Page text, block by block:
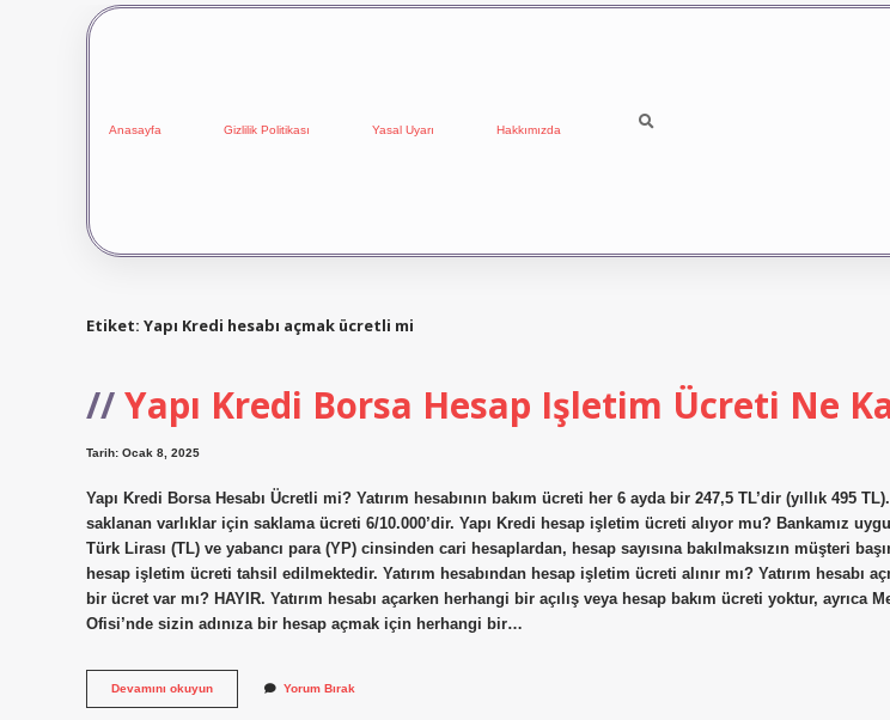
Anasayfa Gizlilik Politikası Yasal Uyarı Hakkımızda
Etiket: Yapı Kredi hesabı açmak ücretli mi
Yapı Kredi Borsa Hesap Işletim Ücreti Ne
Tarih: Ocak 8, 2025
Yapı Kredi Borsa Hesabı Ücretli mi? Yatırım hesabının bakım ücreti her 6 ayda bir 247,5 TL’dir (yıllık 495
saklanan varlıklar için saklama ücreti 6/10.000’dir. Yapı Kredi hesap işletim ücreti alıyor mu? Bankamız
Türk Lirası (TL) ve yabancı para (YP) cinsinden cari hesaplardan, hesap sayısına bakılmaksızın müşteri
hesap işletim ücreti tahsil edilmektedir. Yatırım hesabından hesap işletim ücreti alınır mı? Yatırım hesabı
bir ücret var mı? HAYIR. Yatırım hesabı açarken herhangi bir açılış veya hesap bakım ücreti yoktur, ayrıca
Ofisi’nde sizin adınıza bir hesap açmak için herhangi bir…
Devamını okuyunYapı
Kredi
Yorum Bırak